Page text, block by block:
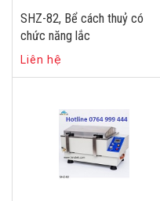
SHZ-82, Bể cách thuỷ có
chức năng lắc
Liên hệ